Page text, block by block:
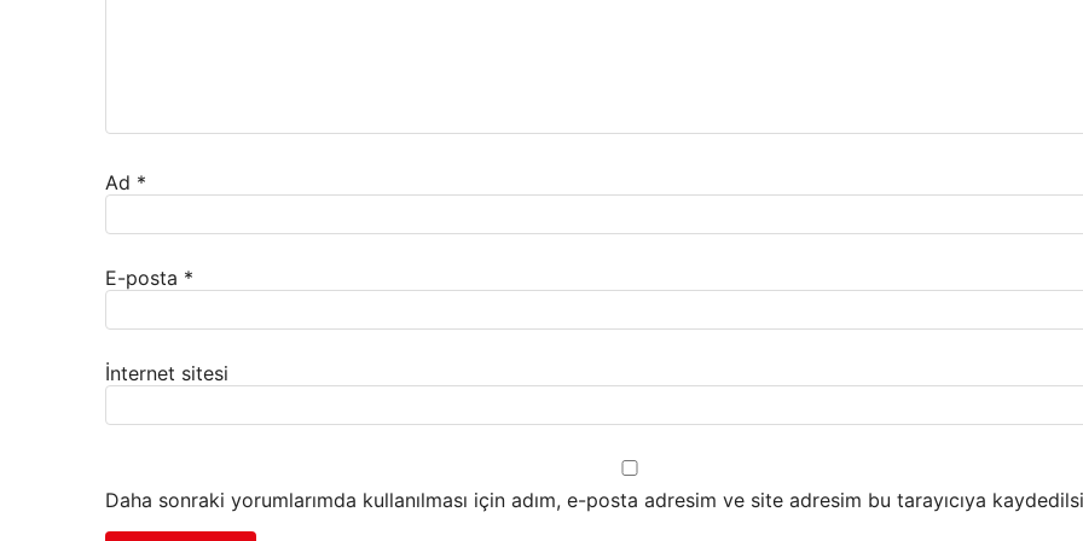
Ad *
E-posta *
İnternet sitesi
Daha sonraki yorumlarımda kullanılması için adım, e-posta adresim ve site adresim bu tarayıcıya